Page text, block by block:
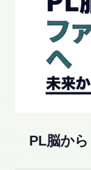
会社概要と代表
PL脳か